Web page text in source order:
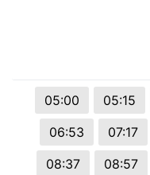
05:00 05:15
06:53
07:17
08:37
08:57